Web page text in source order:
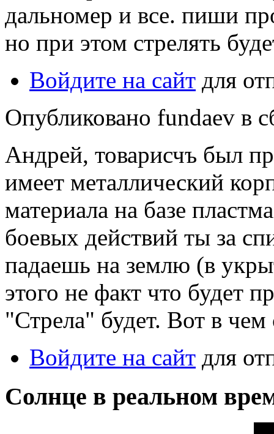
дальномер и все. пиши
но при этом стрелять
Войдите на сайт для
Опубликовано fundaev в
Андрей, товарисчъ был
имеет металлический
материала на базе
боевых действий ты за
падаешь на землю (в
этого не факт что будет
"Стрела" будет. Вот в
Войдите на сайт для
Солнце в реальном